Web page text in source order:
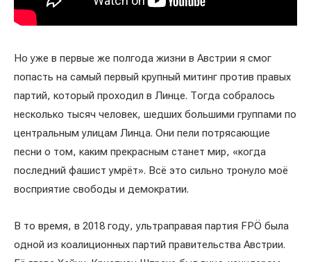
Но уже в первые же полгода жизни в Австрии я смог
попасть на самый первый крупный митинг против правых
партий, который проходил в Линце. Тогда собралось
несколько тысяч человек, шедших большими группами по
центральным улицам Линца. Они пели потрясающие
песни о том, каким прекрасным станет мир, «когда
последний фашист умрёт». Всё это сильно тронуло моё
восприятие свободы и демократии.
В то время, в 2018 году, ультраправая партия FPÖ была
одной из коалиционных партий правительства Австрии.